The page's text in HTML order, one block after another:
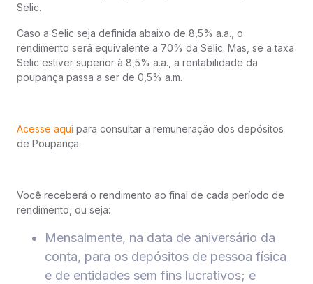
Selic.
Caso a Selic seja definida abaixo de 8,5% a.a., o
rendimento será equivalente a 70% da Selic. Mas, se a taxa
Selic estiver superior à 8,5% a.a., a rentabilidade da
poupança passa a ser de 0,5% a.m.
Acesse aqui para consultar a remuneração dos depósitos
de Poupança.
Você receberá o rendimento ao final de cada período de
rendimento, ou seja:
Mensalmente, na data de aniversário da
conta, para os depósitos de pessoa física
e de entidades sem fins lucrativos; e